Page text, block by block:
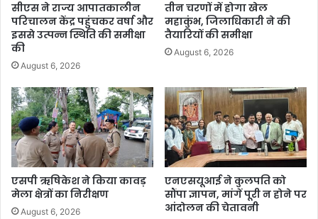
सीएस ने राज्य आपातकालीन
परिचालन केंद्र पहुंचकर वर्षा और
इससे उत्पन्न स्थिति की समीक्षा
की
August 6, 2026
तीन चरणों में होगा खेल
महाकुंभ, जिलाधिकारी ने की
तैयारियों की समीक्षा
August 6, 2026
एसपी ऋषिकेश ने किया कावड़
मेला क्षेत्रों का निरीक्षण
August 6, 2026
एनएसयूआई ने कुलपति को
सौंपा ज्ञापन, मांगें पूरी न होने पर
आंदोलन की चेतावनी